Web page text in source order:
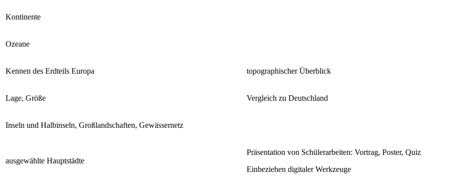
Kontinente
Ozeane
Kennen des Erdteils Europa topographischer Überblick
Lage, Größe Vergleich zu Deutschland
Inseln und Halbinseln, Großlandschaften, Gewässernetz
ausgewählte Hauptstädte
Präsentation von Schülerarbeiten: Vortrag, Poster, Quiz
Einbeziehen digitaler Werkzeuge